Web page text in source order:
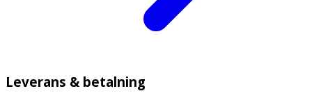
Leverans & betalning